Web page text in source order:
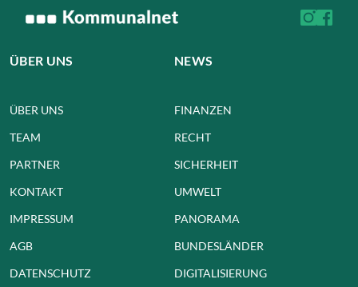
ÜBER UNS
ÜBER UNS
TEAM
PARTNER
KONTAKT
IMPRESSUM
AGB
DATENSCHUTZ
NEWS
FINANZEN
RECHT
SICHERHEIT
UMWELT
PANORAMA
BUNDESLÄNDER
DIGITALISIERUNG